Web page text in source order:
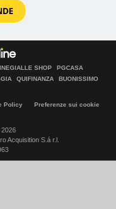
SHOP
PGCASA
QUIFINANZA
BUONISSIMO
Policy
Preferenze sui cookie
Acquisition S.á r.l.